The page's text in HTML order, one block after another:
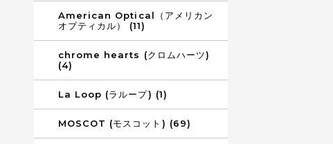
American Optical（アメリカン
オプティカル） (11)
chrome hearts (クロムハーツ)
(4)
La Loop (ラループ) (1)
MOSCOT (モスコット) (69)